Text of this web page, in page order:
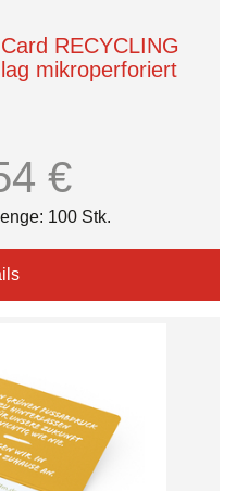
RECYCLING
mikroperforiert
€
100 Stk.